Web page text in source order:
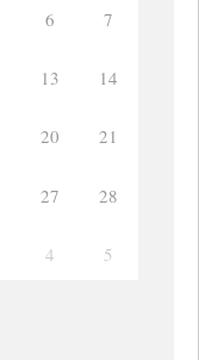
6 7
13 14
20 21
27 28
4 5